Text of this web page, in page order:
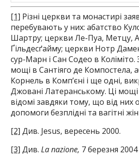
[1] Різні церкви та монастирі
перебувають у них: абатство
Шартру; церкви Ле-Пуа, Метцу,
Ґільдесґайму; церкви Нотр
сур-Марн і Сан Содео в
мощі в Сантіяго де Компостела,
Корнель в Комп’єні і ще одні,
Джовані Латеранському. Ці
відомі завдяки тому, що від них
допомоги безплідні та вагітні
[2] Див. Jesus, вересень 2000.
[3] Див.La nazione, 7 березня 2004